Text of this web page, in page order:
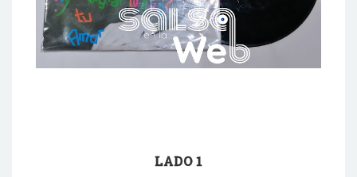
LADO 1